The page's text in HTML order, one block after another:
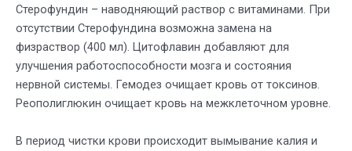
Стерофундин – наводняющий раствор с витаминами. При
отсутствии Стерофундина возможна замена на
физраствор (400 мл). Цитофлавин добавляют для
улучшения работоспособности мозга и состояния
нервной системы. Гемодез очищает кровь от токсинов.
Реополиглюкин очищает кровь на межклеточном уровне.
В период чистки крови происходит вымывание калия и